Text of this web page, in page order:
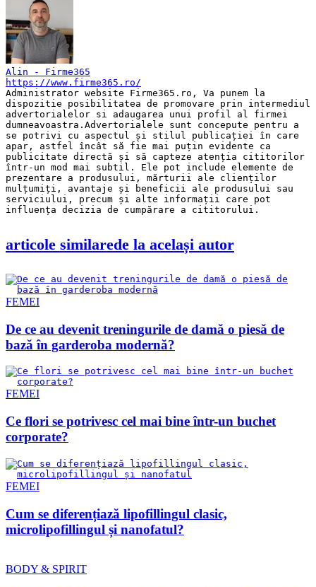
Alin - Firme365
https://www.firme365.ro/
Administrator website Firme365.ro, Va punem la
dispozitie posibilitatea de promovare prin intermediul
advertorialelor si adaugarea unui profil al firmei
dumneavoastra.Advertorialele sunt concepute pentru a
se potrivi cu aspectul și stilul publicației în care
apar, astfel încât să fie mai puțin evidente ca
publicitate directă și să capteze atenția cititorilor
într-un mod mai subtil. Ele pot include elemente de
prezentare a produsului, mărturii ale clienților
mulțumiți, avantaje și beneficii ale produsului sau
serviciului, precum și alte informații care pot
influența decizia de cumpărare a cititorului.
articole similarede la același autor
FEMEI
De ce au devenit treningurile de damă o piesă de
bază în garderoba modernă?
FEMEI
Ce flori se potrivesc cel mai bine într-un buchet
corporate?
FEMEI
Cum se diferențiază lipofillingul clasic,
microlipofillingul și nanofatul?
BODY & SPIRIT